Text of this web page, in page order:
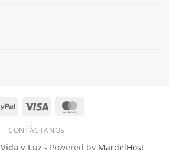
PayPal Visa
CONTÁCTANOS
Vida y Luz - Powered by MardelHost